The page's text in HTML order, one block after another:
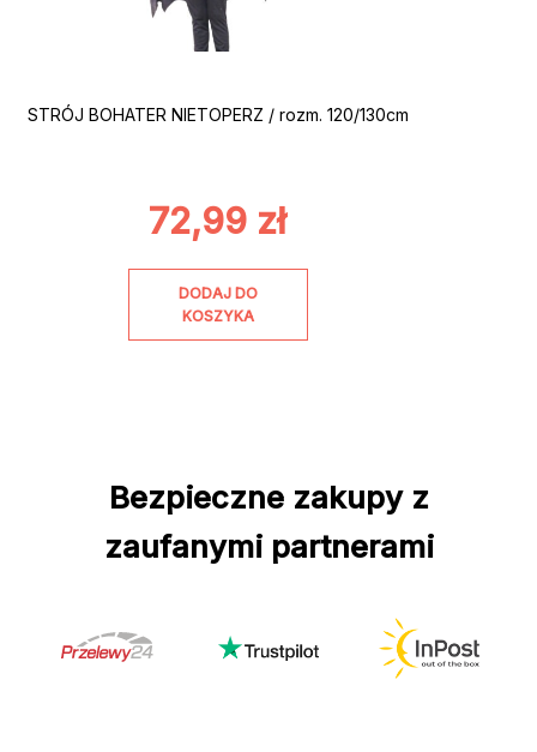
STRÓJ BOHATER NIETOPERZ / rozm. 120/130cm
72,99 zł
DODAJ DO
KOSZYKA
Bezpieczne zakupy z
zaufanymi partnerami